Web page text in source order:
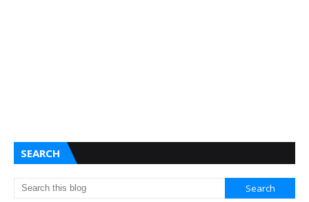
SEARCH